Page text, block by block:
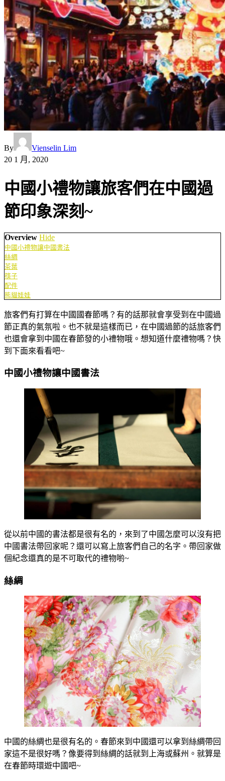
By
Vienselin Lim
20 1 月, 2020
中國小禮物讓旅客們在中國過
節印象深刻~
Overview Hide
中國小禮物讓中國書法
絲綢
茶葉
筷子
配件
熊貓娃娃
旅客們有打算在中國國春節嗎？有的話那就會享受到在中國過
節正真的氣氛啦。也不就是這樣而已，在中國過節的話旅客們
也還會拿到中國在春節發的小禮物哦。想知道什麼禮物嗎？快
到下面來看看吧~
中國小禮物讓中國書法
從以前中國的書法都是很有名的，來到了中國怎麼可以沒有把
中國書法帶回家呢？還可以寫上旅客們自己的名字。帶回家做
個紀念還真的是不可取代的禮物喲~
絲綢
中國的絲綢也是很有名的。春節來到中國還可以拿到絲綢帶回
家這不是很好嗎？像要得到絲綢的話就到上海或蘇州。就算是
在春節時環遊中國吧~